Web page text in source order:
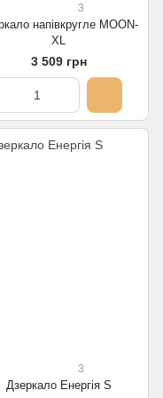
3
напівкругле MOON-
XL
3 509 грн
3
Дзеркало Енергія S